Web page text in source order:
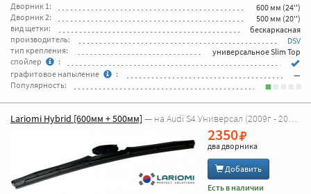
Дворник 1:
600 мм (24'')
Дворник 2:
500 мм (20'')
вид щетки:
бескаркасная
производитель:
DSV
тип крепления:
универсальное Slim Top
спойлер
:
графитовое напыление
:
—
Популярность:
Lariomi Hybrid [600мм + 500мм] — на Audi S4 Универсал (2009г - 2026г [8K5,B8])
2350
два дворника
Добавить
Есть в наличии